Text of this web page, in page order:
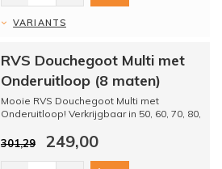
VARIANTS
RVS Douchegoot Multi met
Onderuitloop (8 maten)
Mooie RVS Douchegoot Multi met
Onderuitloop! Verkrijgbaar in 50, 60, 70, 80,
301,29 249,00